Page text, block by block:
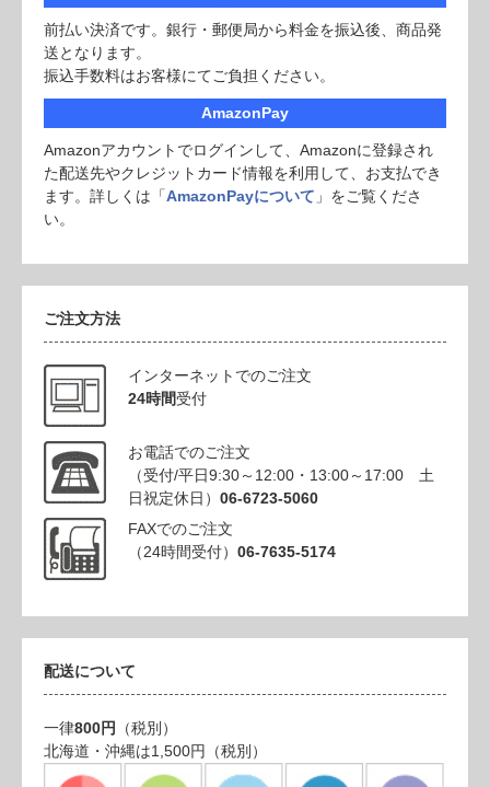
前払い決済です。銀行・郵便局から料金を振込後、商品発
送となります。
振込手数料はお客様にてご負担ください。
AmazonPay
Amazonアカウントでログインして、Amazonに登録され
た配送先やクレジットカード情報を利用して、お支払でき
ます。詳しくは「AmazonPayについて 」をご覧くださ
い。
ご注文方法
インターネットでのご注文
24時間受付
お電話でのご注文
（受付/平日9:30～12:00・13:00～17:00 土
日祝定休日） 06-6723-5060
FAXでのご注文
（24時間受付） 06-7635-5174
配送について
一律800円
（税別）
北海道・沖縄は1,500円（税別）